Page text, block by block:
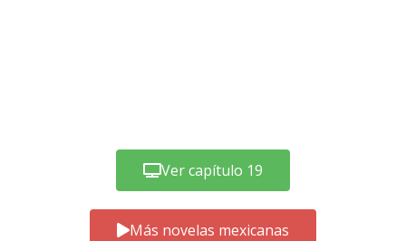
Ver capítulo 19
Más novelas mexicanas